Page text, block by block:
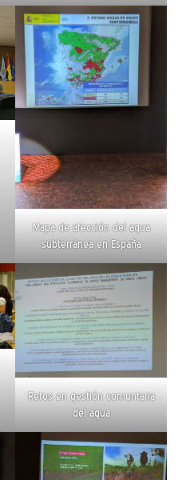
Mapa de afección del agua
subterránea en España
Retos en gestión comuntaria
del agua